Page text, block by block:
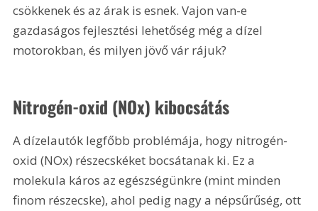
csökkenek és az árak is esnek. Vajon van-e
gazdaságos fejlesztési lehetőség még a dízel
motorokban, és milyen jövő vár rájuk?
Nitrogén-oxid (NOx) kibocsátás
A dízelautók legfőbb problémája, hogy nitrogén-
oxid (NOx) részecskéket bocsátanak ki. Ez a
molekula káros az egészségünkre (mint minden
finom részecske), ahol pedig nagy a népsűrűség, ott